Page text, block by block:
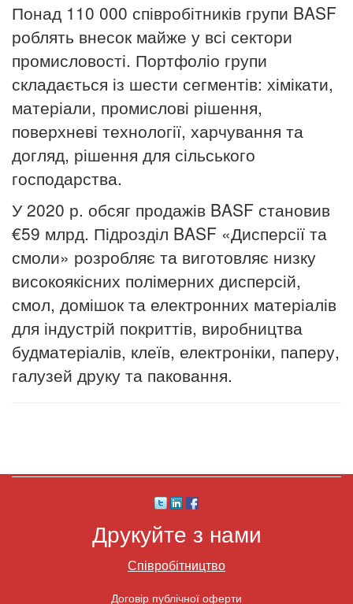
Понад 110 000 співробітників групи BASF
роблять внесок майже у всі сектори
промисловості. Портфоліо групи
складається із шести сегментів: хімікати,
матеріали, промислові рішення,
поверхневі технології, харчування та
догляд, рішення для сільського
господарства.
У 2020 р. обсяг продажів BASF становив
€59 млрд. Підрозділ BASF «Дисперсії та
смоли» розробляє та виготовляє низку
високоякісних полімерних дисперсій,
смол, домішок та електронних матеріалів
для індустрій покриттів, виробництва
будматеріалів, клеїв, електроніки, паперу,
галузей друку та паковання.
Друкуйте з нами
Співробітництво
Договір публічної оферти